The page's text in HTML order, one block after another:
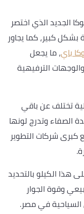
الجديد الذي اختصر
كبير، كما يجاور
باي، ما يجعل
الترفيهية
تختلف عن باقي
الصفاء وتدرج لونها
كبرى شركات التطوير
الكيلو بالتحديد
وقوة الجوار
في مصر.